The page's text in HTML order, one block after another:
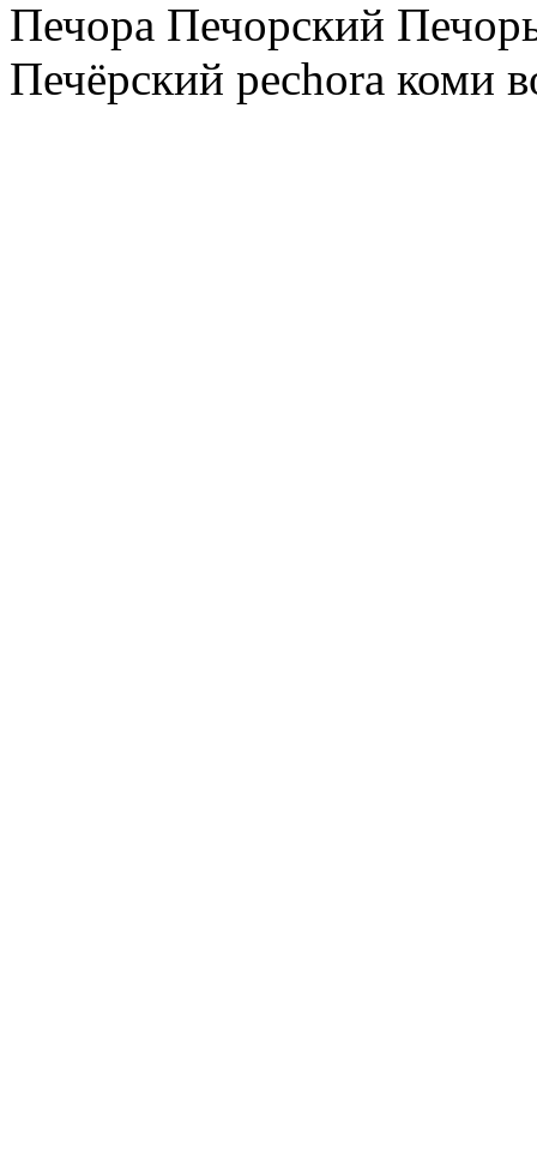
Печора Печорский
Печёрский pechora коми